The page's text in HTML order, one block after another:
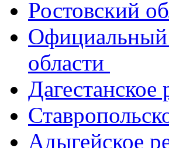
Ростовский
Официальный
области
Адыгейское